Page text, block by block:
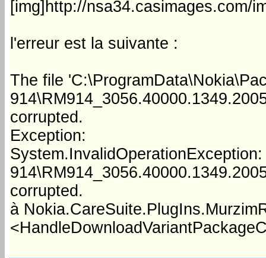
[img]http://nsa34.casimages.com/
l'erreur est la suivante :
The file
corrupted.
Exception:
corrupted.
à